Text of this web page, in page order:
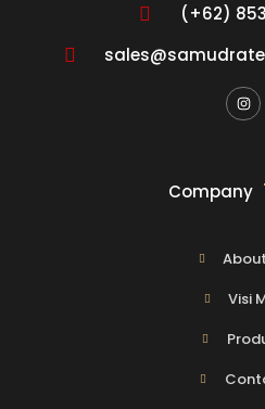
(+62)
Company
Visi